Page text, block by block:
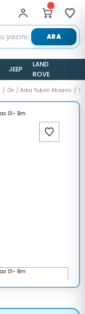
ARA
JEEP
LAND
ROVER
Ön / Arka Takım Aksamı